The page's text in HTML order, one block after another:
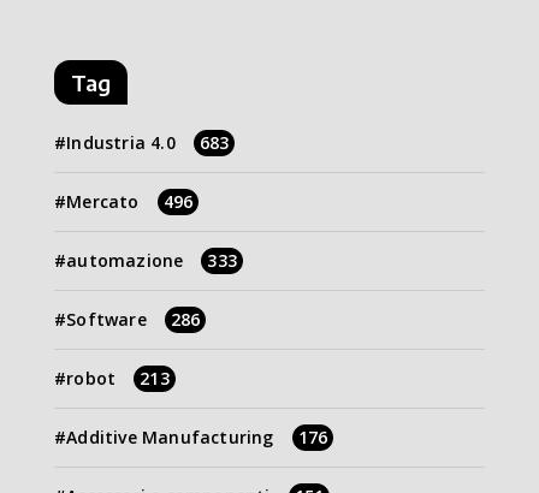
Tag
Industria 4.0 683
Mercato 496
automazione 333
Software 286
robot 213
Additive Manufacturing 176